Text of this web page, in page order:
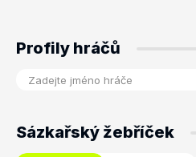
Profily hráčů
Sázkařský žebříček